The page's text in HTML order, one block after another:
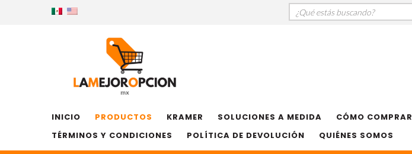
INICIO PRODUCTOS KRAMER SOLUCIONES A MEDIDA CÓMO COMPRAR
TÉRMINOS Y CONDICIONES
POLÍTICA DE DEVOLUCIÓN QUIÉNES SOMOS